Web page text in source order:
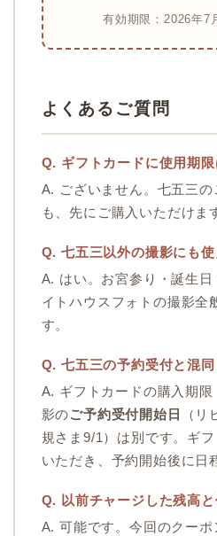
有効期限：2026年7
よくあるご質問
Q. ギフトカードに使用期
A. ございません。七五三
も、先にご購入いただけま
Q. 七五三以外の撮影にも使
A. はい。お宮参り・誕生
イトハウスフォトの撮影全
す。
Q. 七五三の予約受付と混
A. ギフトカードの購入期
影のご予約受付開始日
（
規さま9/1）は別です。ギ
いただき、予約開始後に日
Q. 以前チャージした残高
A. 可能です。今回のクーポ